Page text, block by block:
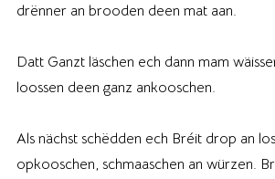
drënner an brooden deen mat aan.
Datt Ganzt läschen ech dann mam
loossen deen ganz ankooschen.
Als nächst schëdden ech Bréit drop an
opkooschen, schmaaschen an würzen.